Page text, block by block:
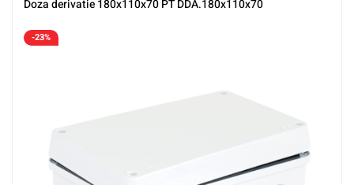
Doza derivatie 180x110x70 PT DDA.180x110x70
-23%